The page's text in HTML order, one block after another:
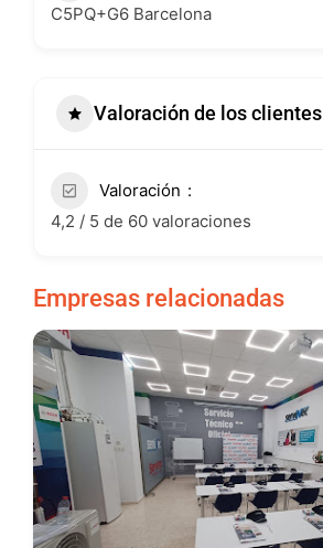
C5PQ+G6 Barcelona
Valoración de los clientes
Valoración
4,2 / 5 de 60 valoraciones
Empresas relacionadas